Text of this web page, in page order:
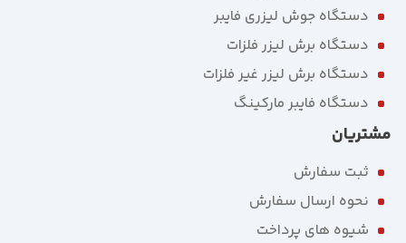
دستگاه جوش لیزری فایبر
دستگاه برش لیزر فلزات
دستگاه برش لیزر غیر فلزات
دستگاه فایبر مارکینگ
مشتریان
ثبت سفارش
نحوه ارسال سفارش
شیوه های پرداخت